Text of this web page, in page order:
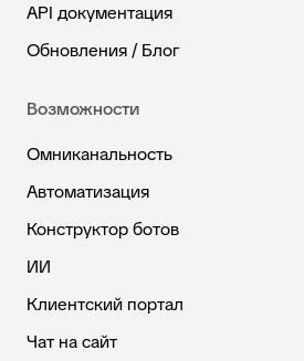
API документация
Обновления / Блог
Возможности
Омниканальность
Автоматизация
Конструктор ботов
ИИ
Клиентский портал
Чат на сайт